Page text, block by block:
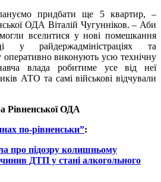
придбати ще 5 квартир, –
ОДА Віталій Чугунніков. – Аби
вселитися у нові помешкання
у райдержадміністраціях та
оперативно виконують усю технічну
влада робитиме усе від неї
АТО та самі військові відчували
Рівненської ОДА
по-рівненськи”:
про підозру колишньому
ДТП у стані алкогольного